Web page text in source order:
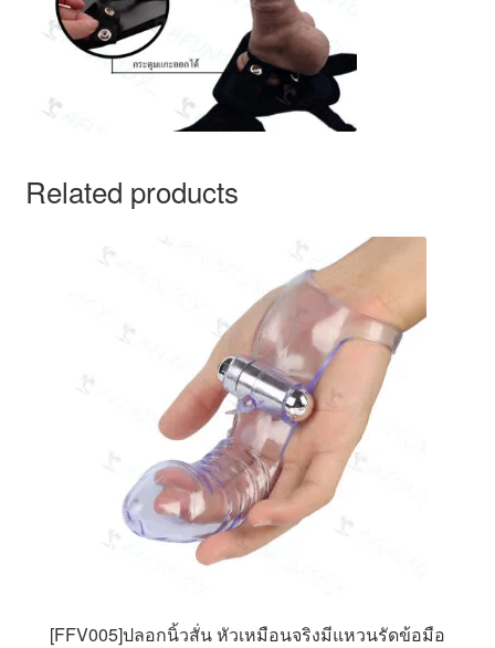
Related products
[FFV005]ปลอกนิ้วสั่น หัวเหมือนจริงมีแหวนรัดข้อมือ